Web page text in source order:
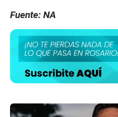
Fuente: NA